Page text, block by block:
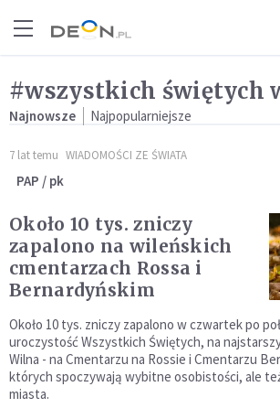
#wszystkich świętych
Najnowsze Najpopularniejsze
7 lat temu WIADOMOŚCI ZE ŚWIATA
PAP / pk
Około 10 tys. zniczy
zapalono na wileńskich
cmentarzach Rossa i
Bernardyńskim
Około 10 tys. zniczy zapalono w czwartek po
uroczystość Wszystkich Świętych, na
Wilna - na Cmentarzu na Rossie i Cmentarzu
których spoczywają wybitne osobistości, ale
miasta.